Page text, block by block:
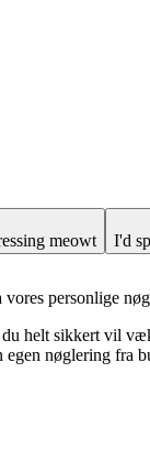
meowt I'd
personlige
helt sikkert vil
nøglering fra